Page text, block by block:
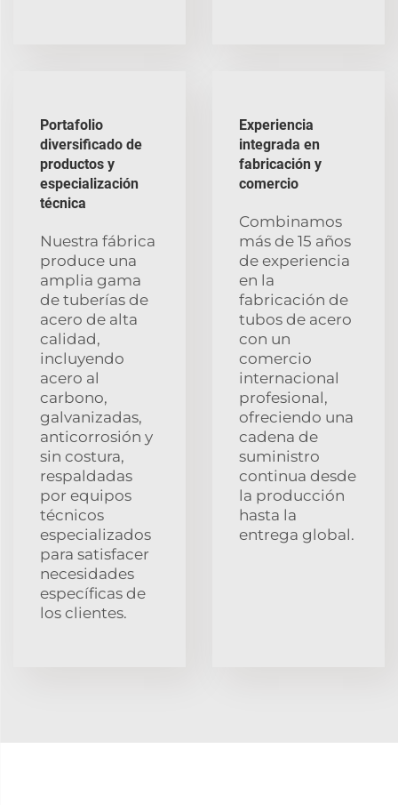
Portafolio
diversificado de
productos y
especialización
técnica
Nuestra fábrica
produce una
amplia gama
de tuberías de
acero de alta
calidad,
incluyendo
acero al
carbono,
galvanizadas,
anticorrosión y
sin costura,
respaldadas
por equipos
técnicos
especializados
para satisfacer
necesidades
específicas de
los clientes.
Experiencia
integrada en
fabricación y
comercio
Combinamos
más de 15 años
de experiencia
en la
fabricación de
tubos de acero
con un
comercio
internacional
profesional,
ofreciendo una
cadena de
suministro
continua desde
la producción
hasta la
entrega global.